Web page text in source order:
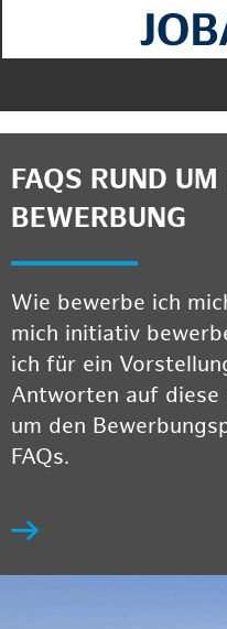
FAQS RUND UM
BEWERBUNG
Wie bewerbe ich
mich initiativ
ich für ein
Antworten auf diese
um den
FAQs.